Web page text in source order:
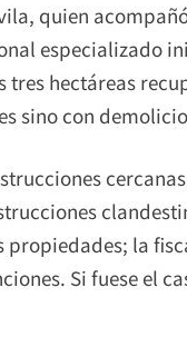
quien
especializado
tres hectáreas
sino con
propiedades; la
Si fuese el